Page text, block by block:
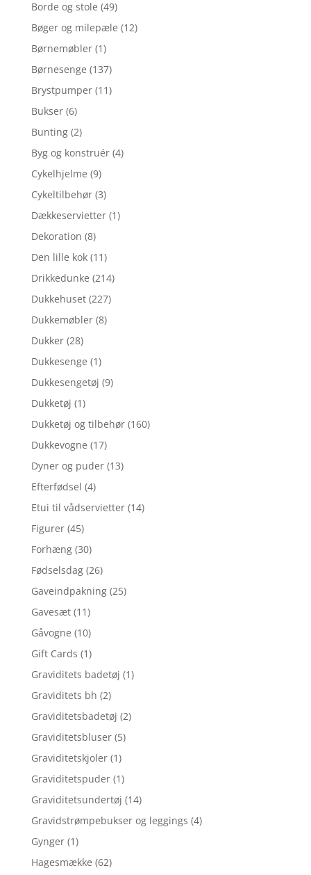
Borde og stole (49)
Bøger og milepæle (12)
Børnemøbler (1)
Børnesenge (137)
Brystpumper (11)
Bukser (6)
Bunting (2)
Byg og konstruér (4)
Cykelhjelme (9)
Cykeltilbehør (3)
Dækkeservietter (1)
Dekoration (8)
Den lille kok (11)
Drikkedunke (214)
Dukkehuset (227)
Dukkemøbler (8)
Dukker (28)
Dukkesenge (1)
Dukkesengetøj (9)
Dukketøj (1)
Dukketøj og tilbehør (160)
Dukkevogne (17)
Dyner og puder (13)
Efterfødsel (4)
Etui til vådservietter (14)
Figurer (45)
Forhæng (30)
Fødselsdag (26)
Gaveindpakning (25)
Gavesæt (11)
Gåvogne (10)
Gift Cards (1)
Graviditets badetøj (1)
Graviditets bh (2)
Graviditetsbadetøj (2)
Graviditetsbluser (5)
Graviditetskjoler (1)
Graviditetspuder (1)
Graviditetsundertøj (14)
Gravidstrømpebukser og leggings (4)
Gynger (1)
Hagesmække (62)